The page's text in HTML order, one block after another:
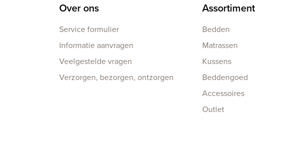
Over ons
Service formulier
Informatie aanvragen
Veelgestelde vragen
Verzorgen, bezorgen, ontzorgen
Assortiment
Bedden
Matrassen
Kussens
Beddengoed
Accessoires
Outlet